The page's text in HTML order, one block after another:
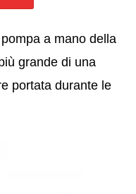
a mano della
grande di una
portata durante le